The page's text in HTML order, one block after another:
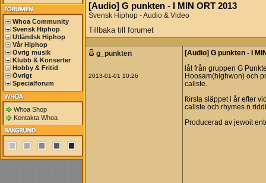
Whoa Community
Svensk Hiphop
Utländsk Hiphop
Vår Hiphop
Övrig musik
Klubb & Konserter
Hobby & Fritid
Övrigt
Specialforum
Whoa Shop
Kontakta Whoa
[Audio] G punkten - I MIN ORT 2013
Svensk Hiphop - Audio & Video
Tillbaka till forumet
g_punkten
2013-01-01 10:26
[Audio] G punkten - I
låt från gruppen G
Hoosam(highwon) och
caliste.
första släppet i år efter
caliste och rhymes n
Producerad av jewoit